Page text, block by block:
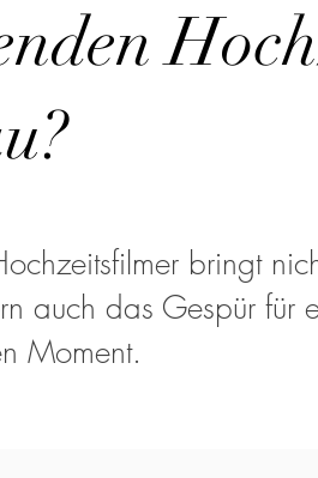
bringt
auch das Gespür für
Moment.